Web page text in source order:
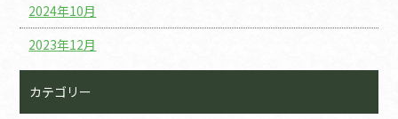
2024年10月
2023年12月
カテゴリー